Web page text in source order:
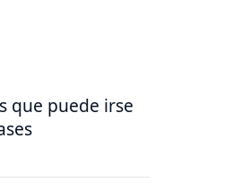
que puede irse